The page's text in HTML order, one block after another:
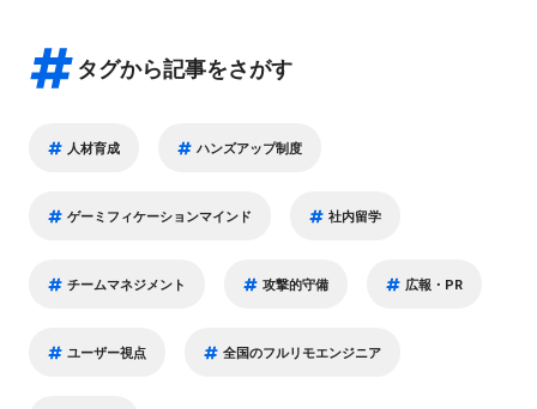
タグから記事をさがす
人材育成 ハンズアップ制度
ゲーミフィケーションマインド 社内留学
チームマネジメント 攻撃的守備 広報・PR
ユーザー視点 全国のフルリモエンジニア